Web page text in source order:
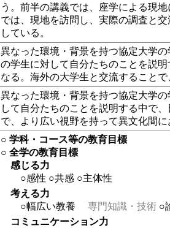
う。前半の講義では、座学による現
では、現地を訪問し、実際の調査と
している。
異なった環境・背景を持つ協定大学
の学生に対して自分たちのことを説
なる。海外の大学生と交流すること
異なった環境・背景を持つ協定大学
して自分たちのことを説明する中で
で、より広い視野を持って異文化間
○ 学科・コース等の教育目標
○ 全学の教育目標
感じる力
○感性 ○共感 ○主体性
考える力
○幅広い教養
専門知識・技術 ○
コミュニケーション力